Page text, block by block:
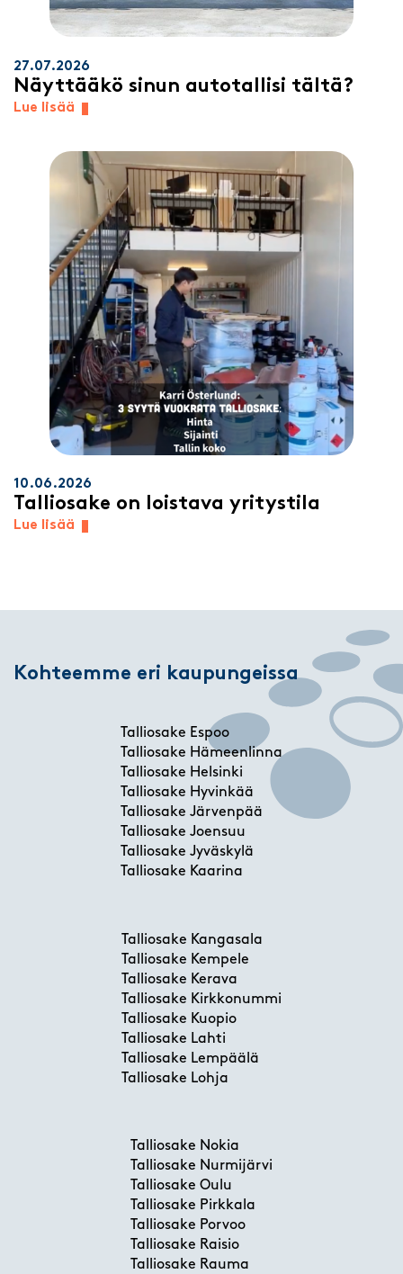
27.07.2026
Näyttääkö sinun autotallisi tältä?
Lue lisää
10.06.2026
Talliosake on loistava yritystila
Lue lisää
Kohteemme eri kaupungeissa
Talliosake Espoo
Talliosake Hämeenlinna
Talliosake Helsinki
Talliosake Hyvinkää
Talliosake Järvenpää
Talliosake Joensuu
Talliosake Jyväskylä
Talliosake Kaarina
Talliosake Kangasala
Talliosake Kempele
Talliosake Kerava
Talliosake Kirkkonummi
Talliosake Kuopio
Talliosake Lahti
Talliosake Lempäälä
Talliosake Lohja
Talliosake Nokia
Talliosake Nurmijärvi
Talliosake Oulu
Talliosake Pirkkala
Talliosake Porvoo
Talliosake Raisio
Talliosake Rauma